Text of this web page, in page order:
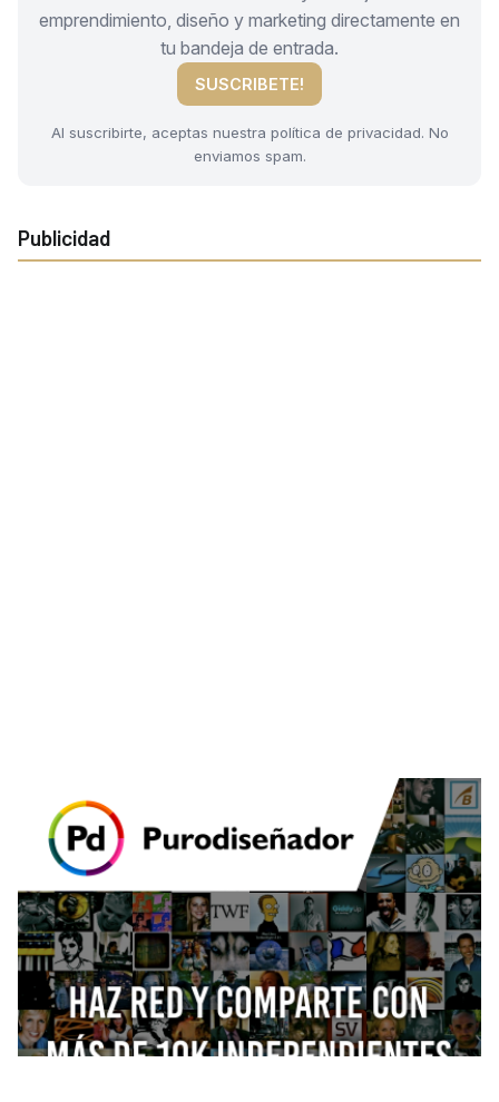
emprendimiento, diseño y marketing directamente en
tu bandeja de entrada.
SUSCRIBETE!
Al suscribirte, aceptas nuestra política de privacidad. No
enviamos spam.
Publicidad